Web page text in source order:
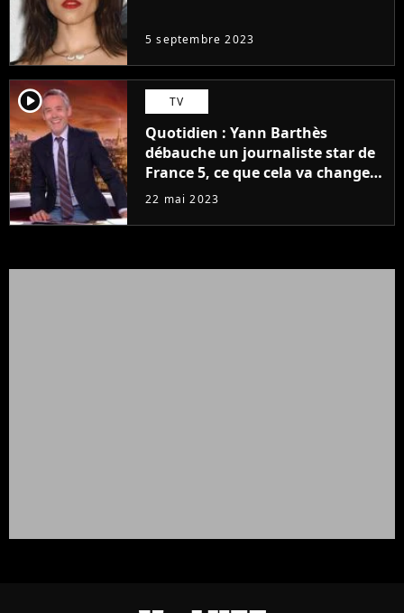
5 septembre 2023
player2 TV
Quotidien : Yann Barthès
débauche un journaliste star de
France 5, ce que cela va changer
à la rentrée
22 mai 2023